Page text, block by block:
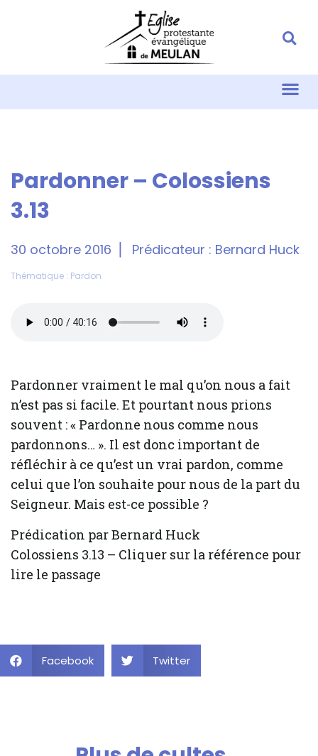
Pardonner – Colossiens
3.13
30 octobre 2016 Prédicateur : Bernard Huck
Thématique : Pardon
Pardonner vraiment le mal qu’on nous a fait
n’est pas si facile. Et pourtant nous prions
souvent : « Pardonne nous comme nous
pardonnons… ». Il est donc important de
réfléchir à ce qu’est un vrai pardon, comme
celui que l’on souhaite pour nous de la part du
Seigneur. Mais est-ce possible ?
Prédication par Bernard Huck
Colossiens 3.13 – Cliquer sur la référence pour
lire le passage
Facebook Twitter